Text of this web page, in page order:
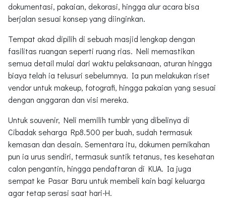
dokumentasi, pakaian, dekorasi, hingga alur acara bisa
berjalan sesuai konsep yang diinginkan.
Tempat akad dipilih di sebuah masjid lengkap dengan
fasilitas ruangan seperti ruang rias. Neli memastikan
semua detail mulai dari waktu pelaksanaan, aturan hingga
biaya telah ia telusuri sebelumnya. Ia pun melakukan riset
vendor untuk makeup, fotografi, hingga pakaian yang sesuai
dengan anggaran dan visi mereka.
Untuk souvenir, Neli memilih tumblr yang dibelinya di
Cibadak seharga Rp8.500 per buah, sudah termasuk
kemasan dan desain. Sementara itu, dokumen pernikahan
pun ia urus sendiri, termasuk suntik tetanus, tes kesehatan
calon pengantin, hingga pendaftaran di KUA. Ia juga
sempat ke Pasar Baru untuk membeli kain bagi keluarga
agar tetap serasi saat hari-H.